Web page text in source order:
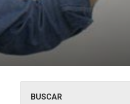
BUSCAR